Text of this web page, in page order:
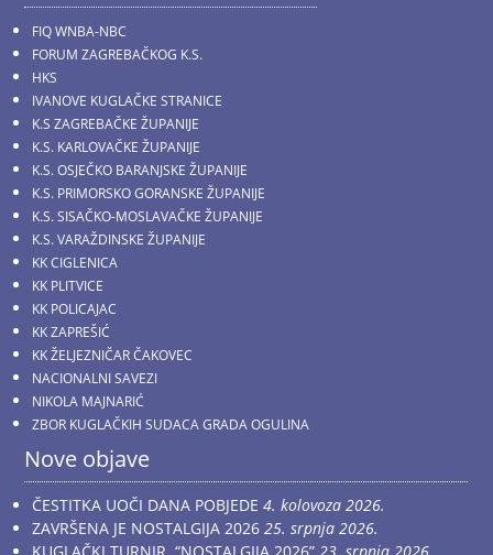
FIQ WNBA-NBC
FORUM ZAGREBAČKOG K.S.
HKS
IVANOVE KUGLAČKE STRANICE
K.S ZAGREBAČKE ŽUPANIJE
K.S. KARLOVAČKE ŽUPANIJE
K.S. OSJEČKO BARANJSKE ŽUPANIJE
K.S. PRIMORSKO GORANSKE ŽUPANIJE
K.S. SISAČKO-MOSLAVAČKE ŽUPANIJE
K.S. VARAŽDINSKE ŽUPANIJE
KK CIGLENICA
KK PLITVICE
KK POLICAJAC
KK ZAPREŠIĆ
KK ŽELJEZNIČAR ČAKOVEC
NACIONALNI SAVEZI
NIKOLA MAJNARIĆ
ZBOR KUGLAČKIH SUDACA GRADA OGULINA
Nove objave
ČESTITKA UOČI DANA POBJEDE 4. kolovoza 2026.
ZAVRŠENA JE NOSTALGIJA 2026 25. srpnja 2026.